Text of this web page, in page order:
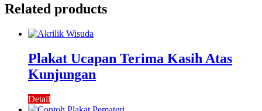
Related products
Plakat Ucapan Terima Kasih Atas
Kunjungan
Detail